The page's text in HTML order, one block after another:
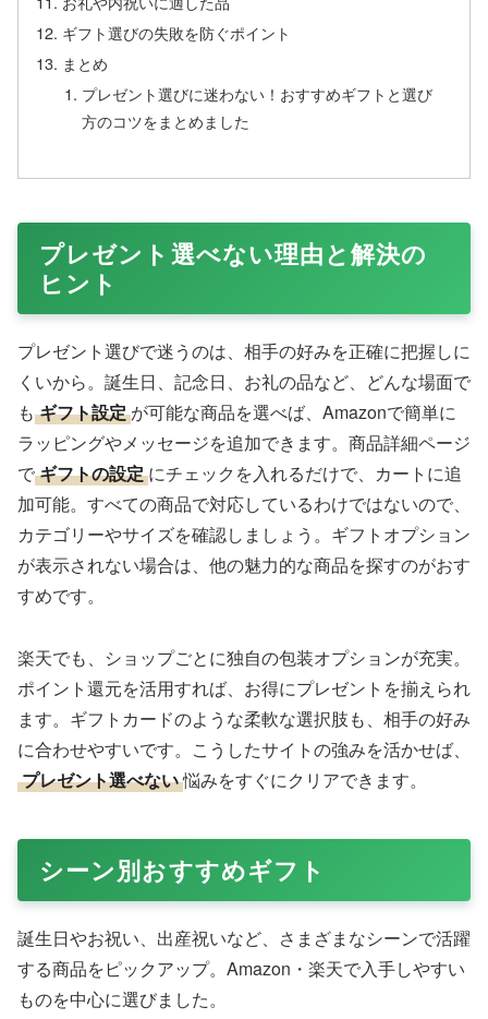
ギフト選びの失敗を防ぐポイント
まとめ
プレゼント選びに迷わない！おすすめギフトと選び
方のコツをまとめました
プレゼント選べない理由と解決の
ヒント
プレゼント選びで迷うのは、相手の好みを正確に把握しに
くいから。誕生日、記念日、お礼の品など、どんな場面で
も ギフト設定 が可能な商品を選べば、Amazonで簡単に
ラッピングやメッセージを追加できます。商品詳細ページ
でギフトの設定 にチェックを入れるだけで、カートに追
加可能。すべての商品で対応しているわけではないので、
カテゴリーやサイズを確認しましょう。ギフトオプション
が表示されない場合は、他の魅力的な商品を探すのがおす
すめです。
楽天でも、ショップごとに独自の包装オプションが充実。
ポイント還元を活用すれば、お得にプレゼントを揃えられ
ます。ギフトカードのような柔軟な選択肢も、相手の好み
に合わせやすいです。こうしたサイトの強みを活かせば、
プレゼント選べない悩みをすぐにクリアできます。
シーン別おすすめギフト
誕生日やお祝い、出産祝いなど、さまざまなシーンで活躍
する商品をピックアップ。Amazon・楽天で入手しやすい
ものを中心に選びました。